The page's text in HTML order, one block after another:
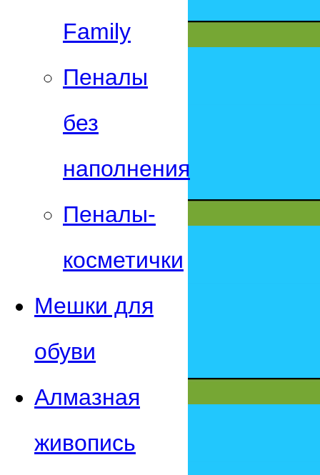
Family
Пеналы
без
наполнения
Пеналы-
косметички
Мешки для
обуви
Алмазная
живопись